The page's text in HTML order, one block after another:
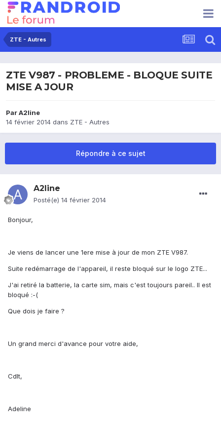
ZTE - Autres
ZTE V987 - PROBLEME - BLOQUE SUITE
MISE A JOUR
ParA2line
14 février 2014 dans ZTE - Autres
Répondre à ce sujet
A2line
Posté(e) 14 février 2014
Bonjour,
Je viens de lancer une 1ere mise à jour de mon ZTE V987.
Suite redémarrage de l'appareil, il reste bloqué sur le logo ZTE...
J'ai retiré la batterie, la carte sim, mais c'est toujours pareil.. Il est
bloqué :-(
Que dois je faire ?
Un grand merci d'avance pour votre aide,
Cdlt,
Adeline